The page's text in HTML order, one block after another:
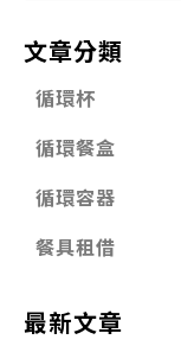
文章分類
循環杯
循環餐盒
循環容器
餐具租借
最新文章